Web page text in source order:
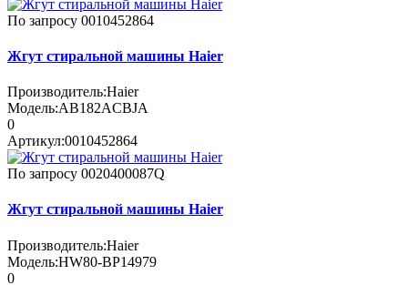
По запросу 0010452864
Жгут стиральной машины Haier
Производитель:Haier
Модель:AB182ACBJA
0
Артикул:0010452864
По запросу 0020400087Q
Жгут стиральной машины Haier
Производитель:Haier
Модель:HW80-BP14979
0